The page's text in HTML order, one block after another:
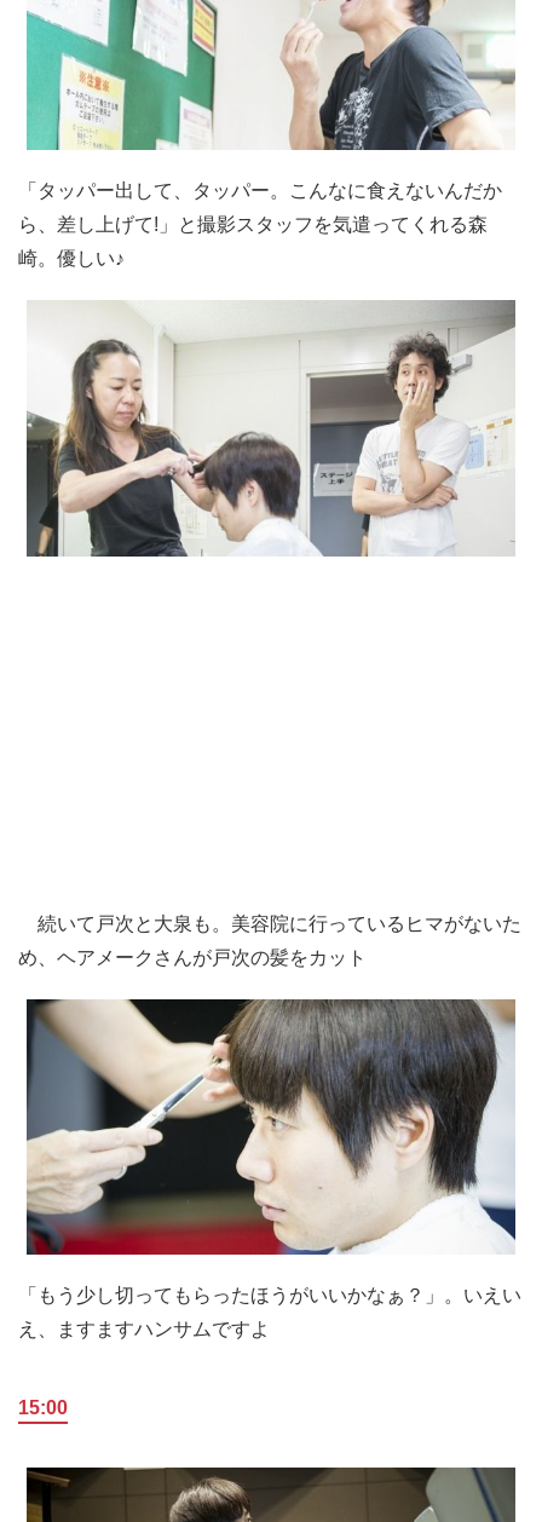
「タッパー出して、タッパー。こんなに食えないんだか
ら、差し上げて!」と撮影スタッフを気遣ってくれる森
崎。優しい♪
続いて戸次と大泉も。美容院に行っているヒマがないた
め、ヘアメークさんが戸次の髪をカット
「もう少し切ってもらったほうがいいかなぁ？」。いえい
え、ますますハンサムですよ
15:00